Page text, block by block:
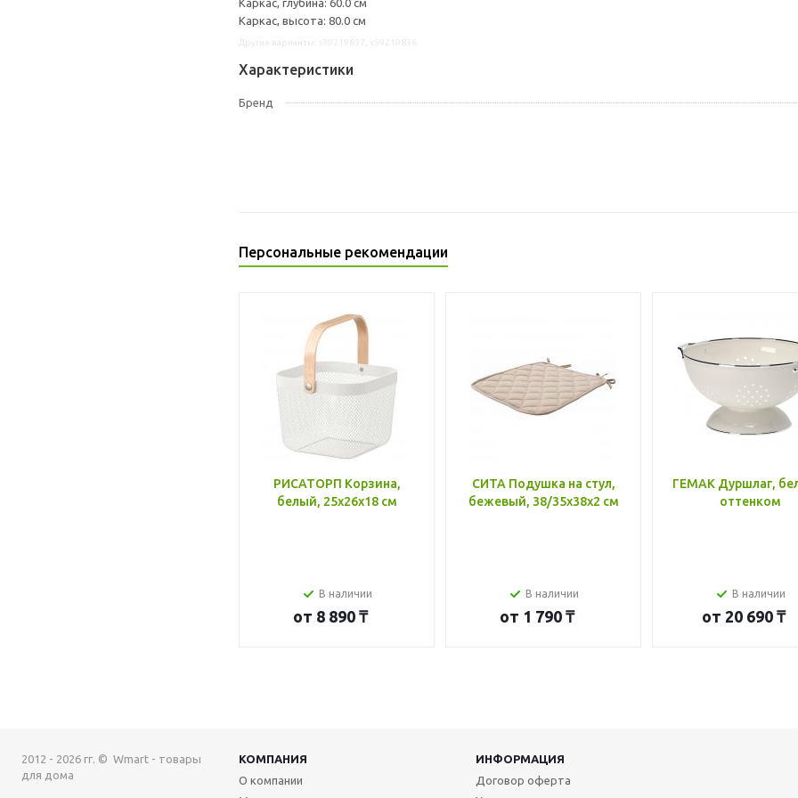
Каркас, глубина: 60.0 см
Каркас, высота: 80.0 см
Характеристики
Бренд
Персональные рекомендации
РИСАТОРП Корзина,
белый, 25x26x18 см
В наличии
от 8 890 ₸
СИТА Подушка на стул,
бежевый, 38/35x38x2 см
В наличии
от 1 790 ₸
ГЕМАК Дуршлаг,
оттенком
В наличии
от 20 690 ₸
2012 - 2026 гг. © Wmart - товары
для дома
КОМПАНИЯ
ИНФОРМАЦИЯ
О компании
Договор оферта